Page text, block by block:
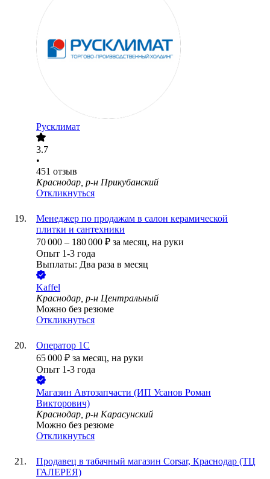
Русклимат
3.7
•
451 отзыв
Краснодар, р-н Прикубанский
Откликнуться
Менеджер по продажам в салон керамической
плитки и сантехники
70 000 – 180 000 ₽ за месяц, на руки
Опыт 1-3 года
Выплаты: Два раза в месяц
Kaffel
Краснодар, р-н Центральный
Можно без резюме
Откликнуться
Оператор 1C
65 000 ₽ за месяц, на руки
Опыт 1-3 года
Магазин Автозапчасти (ИП Усанов Роман
Викторович)
Краснодар, р-н Карасунский
Можно без резюме
Откликнуться
Продавец в табачный магазин Corsar, Краснодар (ТЦ
ГАЛЕРЕЯ)